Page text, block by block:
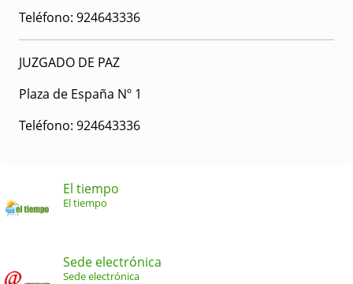
Teléfono: 924643336
JUZGADO DE PAZ
Plaza de España Nº 1
Teléfono: 924643336
El tiempo
El tiempo
Sede electrónica
Sede electrónica